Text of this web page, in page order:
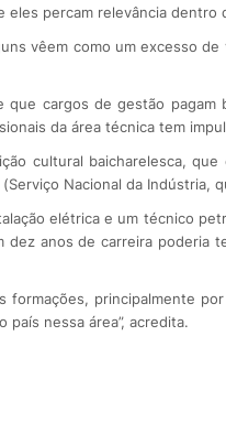
percam relevância dentro
vêem como um excesso
que cargos de gestão
da área técnica tem
cultural baicharelesca,
Nacional da Indústria,
elétrica e um técnico
dez anos de carreira poderia
formações, principalmente
nessa área”, acredita.